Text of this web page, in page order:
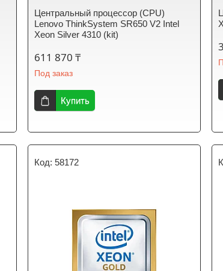
Центральный процессор (CPU)
Lenovo ThinkSystem SR650 V2 Intel
Xeon Silver 4310 (kit)
611 870 ₸
Под заказ
Купить
58172